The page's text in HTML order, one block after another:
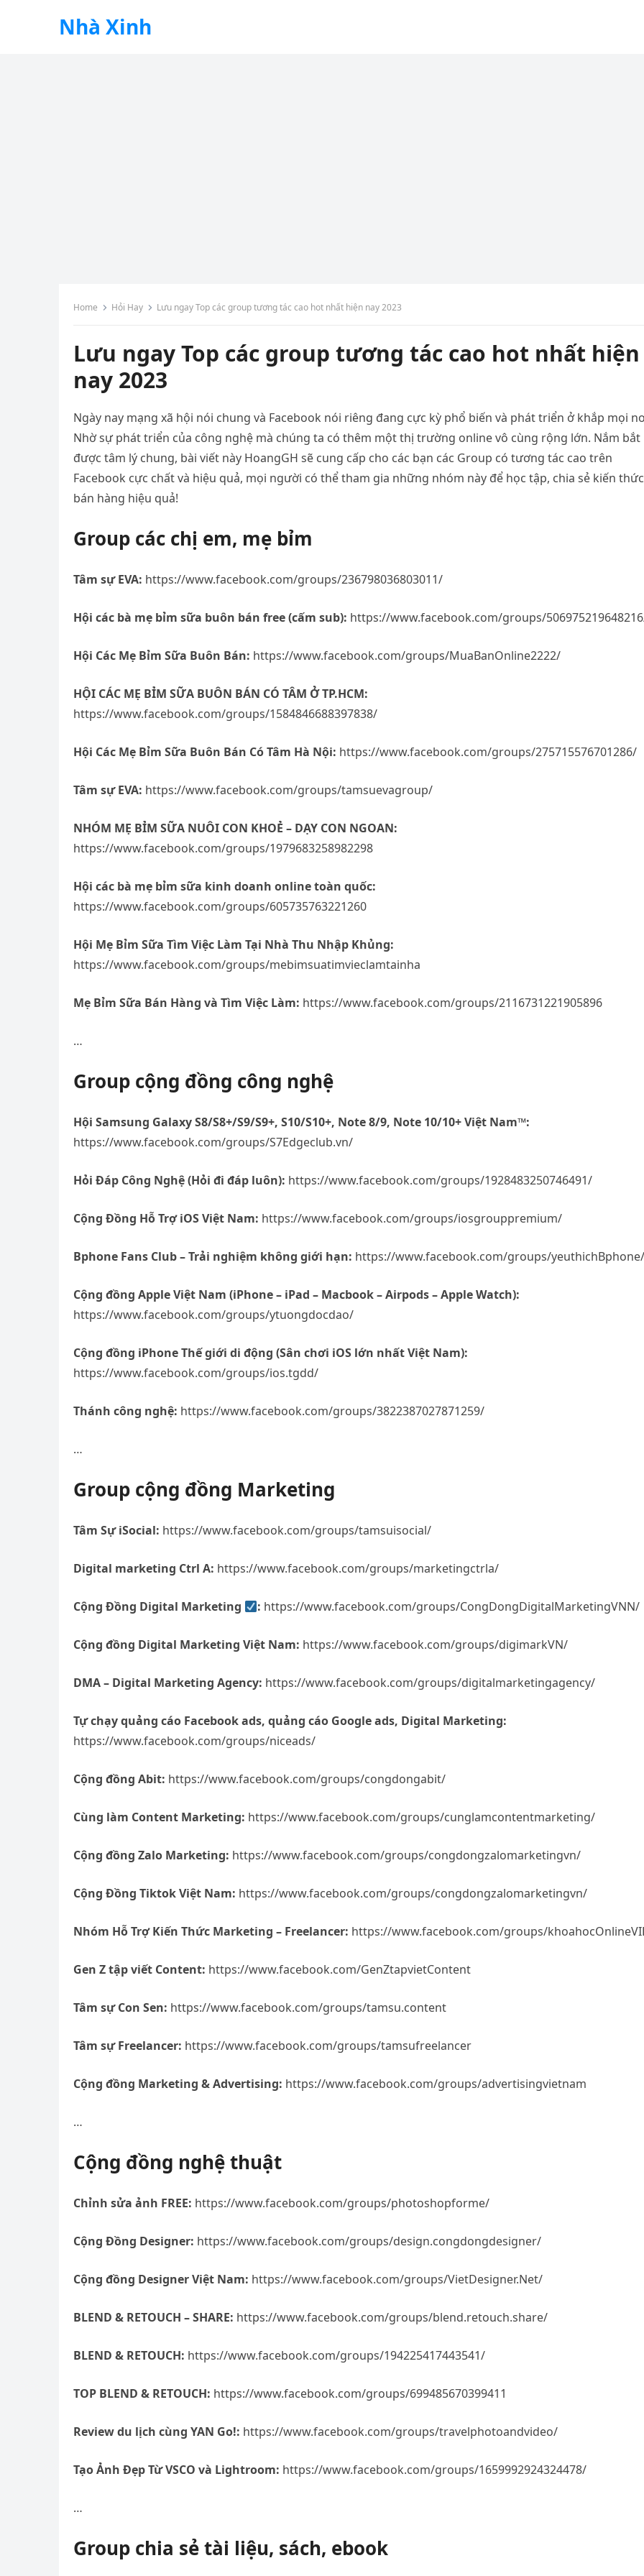
Nhà Xinh
Home Hỏi Hay Lưu ngay Top các group tương tác cao hot nhất hiện nay 2023
Lưu ngay Top các group tương tác cao hot nhất hiện
nay 2023
Ngày nay mạng xã hội nói chung và Facebook nói riêng đang cực kỳ phổ biến và phát triển ở khắp mọi
Nhờ sự phát triển của công nghệ mà chúng ta có thêm một thị trường online vô cùng rộng lớn. Nắm bắt
được tâm lý chung, bài viết này HoangGH sẽ cung cấp cho các bạn các Group có tương tác cao trên
Facebook cực chất và hiệu quả, mọi người có thể tham gia những nhóm này để học tập, chia sẻ kiến
bán hàng hiệu quả!
Group các chị em, mẹ bỉm
Tâm sự EVA: https://www.facebook.com/groups/236798036803011/
Hội các bà mẹ bỉm sữa buôn bán free (cấm sub): https://www.facebook.com/groups/
Hội Các Mẹ Bỉm Sữa Buôn Bán: https://www.facebook.com/groups/MuaBanOnline2222/
HỘI CÁC MẸ BỈM SỮA BUÔN BÁN CÓ TÂM Ở TP.HCM:
https://www.facebook.com/groups/1584846688397838/
Hội Các Mẹ Bỉm Sữa Buôn Bán Có Tâm Hà Nội: https://www.facebook.com/groups/275715576701286/
Tâm sự EVA: https://www.facebook.com/groups/tamsuevagroup/
NHÓM MẸ BỈM SỮA NUÔI CON KHOẺ – DẠY CON NGOAN:
https://www.facebook.com/groups/1979683258982298
Hội các bà mẹ bỉm sữa kinh doanh online toàn quốc:
https://www.facebook.com/groups/605735763221260
Hội Mẹ Bỉm Sữa Tìm Việc Làm Tại Nhà Thu Nhập Khủng:
https://www.facebook.com/groups/mebimsuatimvieclamtainha
Mẹ Bỉm Sữa Bán Hàng và Tìm Việc Làm: https://www.facebook.com/groups/2116731221905896
…
Group cộng đồng công nghệ
Hội Samsung Galaxy S8/S8+/S9/S9+, S10/S10+, Note 8/9, Note 10/10+ Việt Nam™:
https://www.facebook.com/groups/S7Edgeclub.vn/
Hỏi Đáp Công Nghệ (Hỏi đi đáp luôn): https://www.facebook.com/groups/1928483250746491/
Cộng Đồng Hỗ Trợ iOS Việt Nam: https://www.facebook.com/groups/iosgrouppremium/
Bphone Fans Club – Trải nghiệm không giới hạn: https://www.facebook.com/groups/yeuthichBphone/
Cộng đồng Apple Việt Nam (iPhone – iPad – Macbook – Airpods – Apple Watch):
https://www.facebook.com/groups/ytuongdocdao/
Cộng đồng iPhone Thế giới di động (Sân chơi iOS lớn nhất Việt Nam):
https://www.facebook.com/groups/ios.tgdd/
Thánh công nghệ: https://www.facebook.com/groups/3822387027871259/
…
Group cộng đồng Marketing
Tâm Sự iSocial: https://www.facebook.com/groups/tamsuisocial/
Digital marketing Ctrl A: https://www.facebook.com/groups/marketingctrla/
Cộng Đồng Digital Marketing : https://www.facebook.com/groups/CongDongDigitalMarketingVNN/
Cộng đồng Digital Marketing Việt Nam: https://www.facebook.com/groups/digimarkVN/
DMA – Digital Marketing Agency: https://www.facebook.com/groups/digitalmarketingagency/
Tự chạy quảng cáo Facebook ads, quảng cáo Google ads, Digital Marketing:
https://www.facebook.com/groups/niceads/
Cộng đồng Abit: https://www.facebook.com/groups/congdongabit/
Cùng làm Content Marketing: https://www.facebook.com/groups/cunglamcontentmarketing/
Cộng đồng Zalo Marketing: https://www.facebook.com/groups/congdongzalomarketingvn/
Cộng Đồng Tiktok Việt Nam: https://www.facebook.com/groups/congdongzalomarketingvn/
Nhóm Hỗ Trợ Kiến Thức Marketing – Freelancer: https://www.facebook.com/groups/
Gen Z tập viết Content: https://www.facebook.com/GenZtapvietContent
Tâm sự Con Sen: https://www.facebook.com/groups/tamsu.content
Tâm sự Freelancer: https://www.facebook.com/groups/tamsufreelancer
Cộng đồng Marketing & Advertising: https://www.facebook.com/groups/advertisingvietnam
…
Cộng đồng nghệ thuật
Chỉnh sửa ảnh FREE: https://www.facebook.com/groups/photoshopforme/
Cộng Đồng Designer: https://www.facebook.com/groups/design.congdongdesigner/
Cộng đồng Designer Việt Nam: https://www.facebook.com/groups/VietDesigner.Net/
BLEND & RETOUCH – SHARE: https://www.facebook.com/groups/blend.retouch.share/
BLEND & RETOUCH: https://www.facebook.com/groups/194225417443541/
TOP BLEND & RETOUCH: https://www.facebook.com/groups/699485670399411
Review du lịch cùng YAN Go!: https://www.facebook.com/groups/travelphotoandvideo/
Tạo Ảnh Đẹp Từ VSCO và Lightroom: https://www.facebook.com/groups/1659992924324478/
…
Group chia sẻ tài liệu, sách, ebook